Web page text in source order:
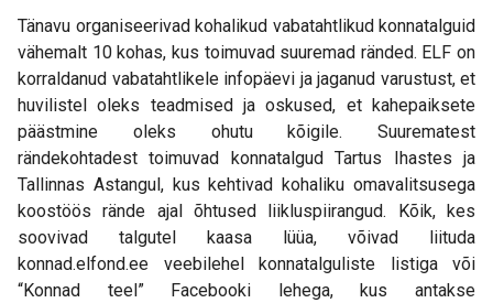
Tänavu organiseerivad kohalikud vabatahtlikud konnatalguid
vähemalt 10 kohas, kus toimuvad suuremad ränded. ELF on
korraldanud vabatahtlikele infopäevi ja jaganud varustust, et
huvilistel oleks teadmised ja oskused, et kahepaiksete
päästmine oleks ohutu kõigile. Suurematest
rändekohtadest toimuvad konnatalgud Tartus Ihastes ja
Tallinnas Astangul, kus kehtivad kohaliku omavalitsusega
koostöös rände ajal õhtused liikluspiirangud. Kõik, kes
soovivad talgutel kaasa lüüa, võivad liituda
konnad.elfond.ee veebilehel konnatalguliste listiga või
“Konnad teel” Facebooki lehega, kus antakse